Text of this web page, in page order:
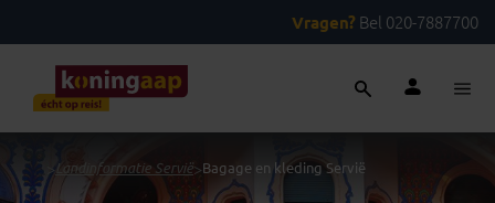
Vragen? Bel 020-7887700
>Landinformatie Servië>Bagage en kleding Servië